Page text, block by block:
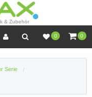
& Zubehör
0 0
Serie